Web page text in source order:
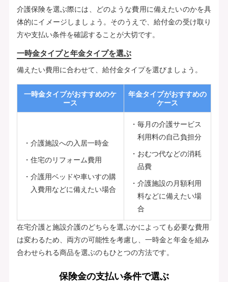
介護保険を選ぶ際には、どのような費用に備えたいのかを具
体的にイメージしましょう。そのうえで、給付金の受け取り
方や支払い条件を確認することが大切です。
一時金タイプと年金タイプを選ぶ
備えたい費用に合わせて、給付金タイプを選びましょう。
一時金タイプがおすすめのケ
ース
年金タイプがおすすめの
ケース
介護施設への入居一時金
住宅のリフォーム費用
介護用ベッドや車いすの購
入費用などに備えたい場合
毎月の介護サービス
利用料の自己負担分
おむつ代などの消耗
品費
介護施設の月額利用
料などに備えたい場
合
在宅介護と施設介護のどちらを選ぶかによっても必要な費用
は変わるため、両方の可能性を考慮し、一時金と年金を組み
合わせられる商品を選ぶのもひとつの方法です。
保険金の支払い条件で選ぶ